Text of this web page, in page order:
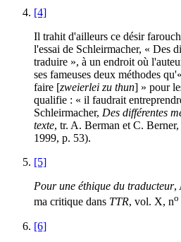
[4]
Il trahit d'ailleurs ce désir
l'essai de Schleirmacher, « Des
traduire », à un endroit où
ses fameuses deux méthodes
faire [zweierlei zu thun] » pour
qualifie : « il faudrait
Schleirmacher, Des différentes
texte, tr. A. Berman et C.
1999, p. 53).
[5]
Pour une éthique du traducteur,
ma critique dans TTR, vol. X, no
[6]